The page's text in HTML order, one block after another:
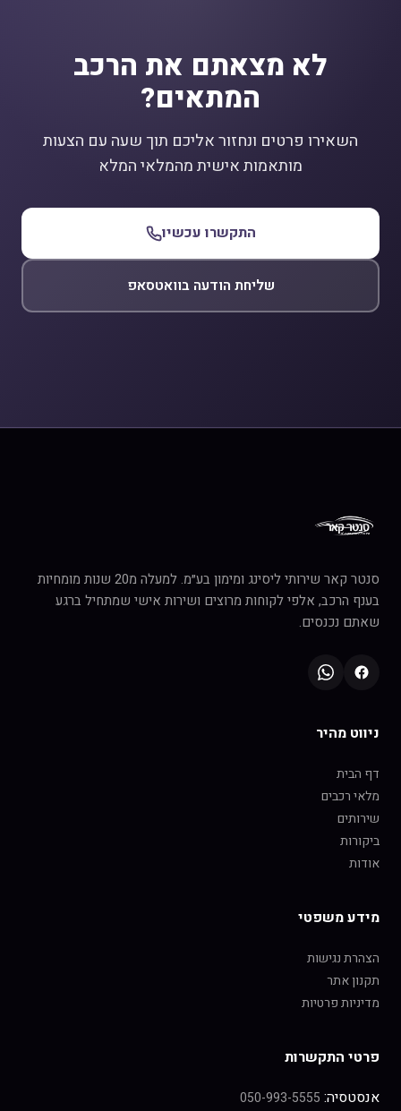
לא מצאתם את הרכב
המתאים?
השאירו פרטים ונחזור אליכם תוך שעה עם הצעות
מותאמות אישית מהמלאי המלא
התקשרו עכשיו
שליחת הודעה בוואטסאפ
סנטר קאר שירותי ליסינג ומימון בע״מ. למעלה מ20 שנות מומחיות
בענף הרכב, אלפי לקוחות מרוצים ושירות אישי שמתחיל ברגע
שאתם נכנסים.
ניווט מהיר
דף הבית
מלאי רכבים
שירותים
ביקורות
אודות
מידע משפטי
הצהרת נגישות
תקנון אתר
מדיניות פרטיות
פרטי התקשרות
אנסטסיה: 050-993-5555